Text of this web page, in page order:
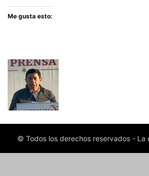
Me gusta esto:
© Todos los derechos reservados - La